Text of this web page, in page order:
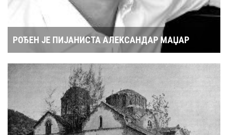
РОЂЕН ЈЕ ПИЈАНИСТА АЛЕКСАНДАР МАЏАР